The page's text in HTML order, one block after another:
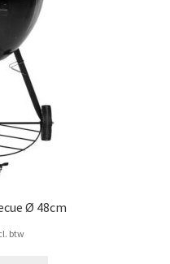
Ø 48cm
btw